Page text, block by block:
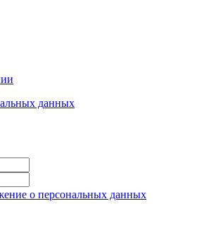
данных
о персональных данных